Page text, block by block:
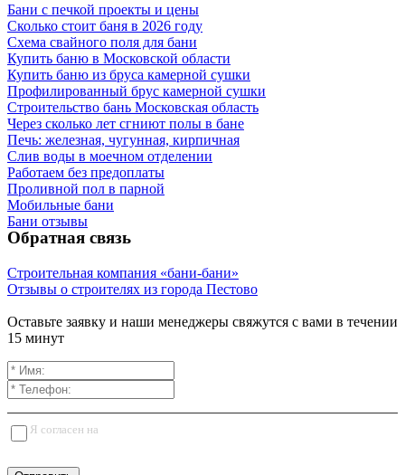
Бани с печкой проекты и цены
Сколько стоит баня в 2026 году
Схема свайного поля для бани
Купить баню в Московской области
Купить баню из бруса камерной сушки
Профилированный брус камерной сушки
Строительство бань Московская область
Через сколько лет сгниют полы в бане
Печь: железная, чугунная, кирпичная
Слив воды в моечном отделении
Работаем без предоплаты
Проливной пол в парной
Мобильные бани
Бани отзывы
Обратная связь
Строительная компания «бани-бани»
Отзывы о строителях из города Пестово
Оставьте заявку и наши менеджеры свяжутся с вами в течении
15 минут
Я согласен на